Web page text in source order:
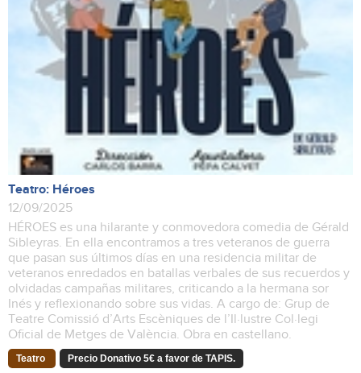
Teatro: Héroes
12/09/2025
HÉROES es una hilarante y conmovedora comedia de Gérald
Sibleyras. En ella encontramos a tres veteranos de guerra
que pasan sus últimos días en una residencia militar de
veteranos enredados en batallas verbales de sus recuerdos y
olvidadas campañas militares, criticando a la hermana sor
Inés y reflexionando sobre sus vidas. A cargo de: Grup de
Teatre Comissió d’Arts Escèniques de l’Il·lustre Col·legi
Oficial de Metges de València. Obra en castellano.
Teatro Precio Donativo 5€ a favor de TAPIS.